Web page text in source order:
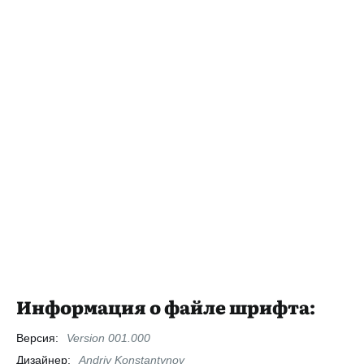
Информация о файле шрифта:
Версия:
Version 001.000
Дизайнер:
Andriy Konstantynov